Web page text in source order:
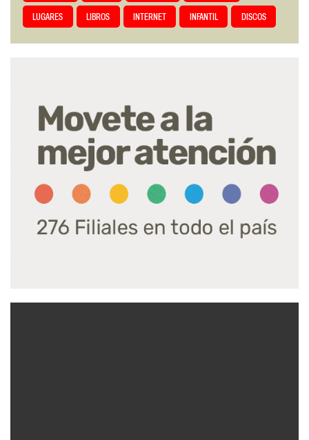
LUGARES LIBROS INTERNET INFANTIL DISCOS